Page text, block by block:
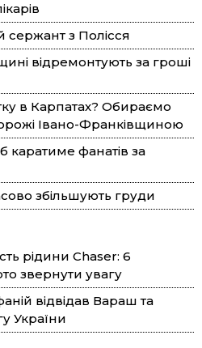
сержант з Полісся
відремонтують за гроші
в Карпатах? Обираємо
Івано-Франківщиною
каратиме фанатів за
збільшують груди
рідини Chaser: 6
звернути увагу
відвідав Вараш та
України